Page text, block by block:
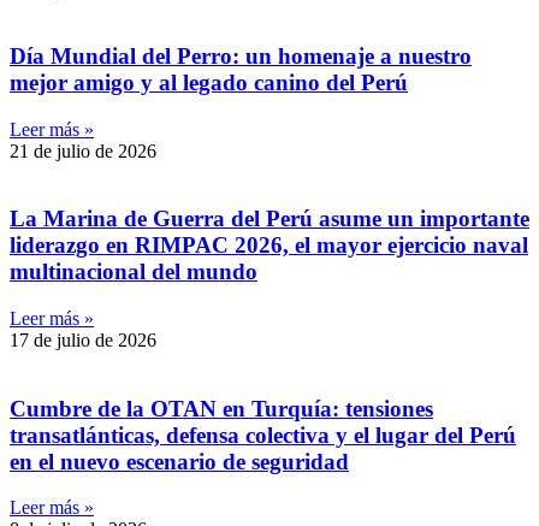
Día Mundial del Perro: un homenaje a nuestro
mejor amigo y al legado canino del Perú
Leer más »
21 de julio de 2026
La Marina de Guerra del Perú asume un importante
liderazgo en RIMPAC 2026, el mayor ejercicio naval
multinacional del mundo
Leer más »
17 de julio de 2026
Cumbre de la OTAN en Turquía: tensiones
transatlánticas, defensa colectiva y el lugar del Perú
en el nuevo escenario de seguridad
Leer más »